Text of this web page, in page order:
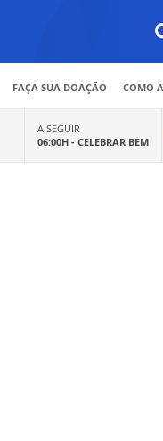
FAÇA SUA DOAÇÃO COMO
A SEGUIR
06:00H - CELEBRAR BEM